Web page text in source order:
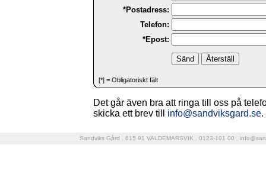
*Postadress:
Telefon:
*Epost:
[*] = Obligatoriskt fält
Det går även bra att ringa till oss på
skicka ett brev till info@sandviksgard.se.
Sandviks Gård . 615 91 VALDEMARSVIK . 0123-101 00 .